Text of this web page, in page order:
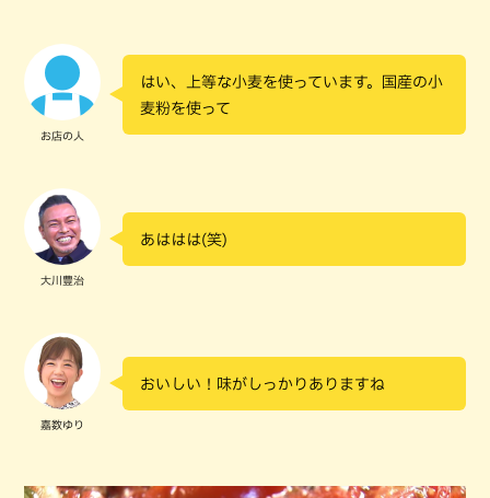
お店の人
はい、上等な小麦を使っています。国産の小
麦粉を使って
大川豊治
あははは(笑)
嘉数ゆり
おいしい！味がしっかりありますね